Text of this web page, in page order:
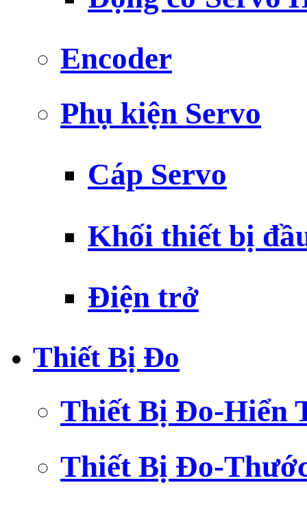
Encoder
Phụ kiện Servo
Cáp Servo
Khối thiết bị
Điện trở
Thiết Bị Đo
Thiết Bị Đo-Hiển
Thiết Bị Đo-